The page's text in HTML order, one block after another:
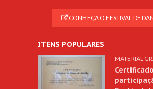
CONHEÇA O FESTIVAL DE
ITENS POPULARES
MATERIAL